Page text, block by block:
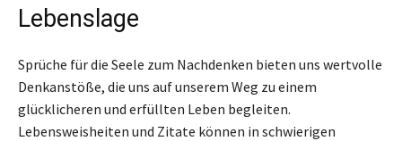
Lebenslage
Sprüche für die Seele zum Nachdenken bieten uns wertvolle
Denkanstöße, die uns auf unserem Weg zu einem
glücklicheren und erfüllten Leben begleiten.
Lebensweisheiten und Zitate können in schwierigen